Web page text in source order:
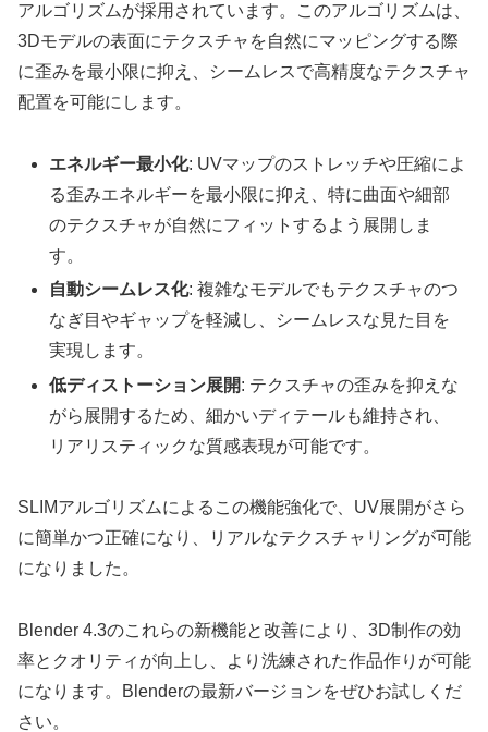
アルゴリズムが採用されています。このアルゴリズムは、
3Dモデルの表面にテクスチャを自然にマッピングする際
に歪みを最小限に抑え、シームレスで高精度なテクスチャ
配置を可能にします。
エネルギー最小化: UVマップのストレッチや圧縮によ
る歪みエネルギーを最小限に抑え、特に曲面や細部
のテクスチャが自然にフィットするよう展開しま
す。
自動シームレス化: 複雑なモデルでもテクスチャのつ
なぎ目やギャップを軽減し、シームレスな見た目を
実現します。
低ディストーション展開: テクスチャの歪みを抑えな
がら展開するため、細かいディテールも維持され、
リアリスティックな質感表現が可能です。
SLIMアルゴリズムによるこの機能強化で、UV展開がさら
に簡単かつ正確になり、リアルなテクスチャリングが可能
になりました。
Blender 4.3のこれらの新機能と改善により、3D制作の効
率とクオリティが向上し、より洗練された作品作りが可能
になります。Blenderの最新バージョンをぜひお試しくだ
さい。